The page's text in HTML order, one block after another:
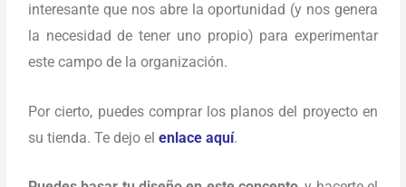
interesante que nos abre la oportunidad (y nos genera
la necesidad de tener uno propio) para experimentar
este campo de la organización.
Por cierto, puedes comprar los planos del proyecto en
su tienda. Te dejo elenlace aquí.